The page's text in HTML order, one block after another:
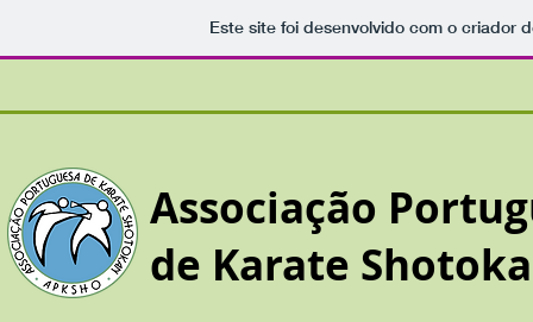
Este site foi desenvolvido com o criador
Associação
de Karate